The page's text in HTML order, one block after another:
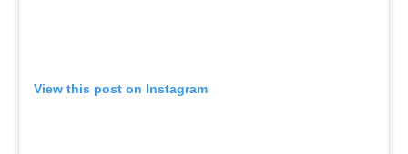
View this post on Instagram